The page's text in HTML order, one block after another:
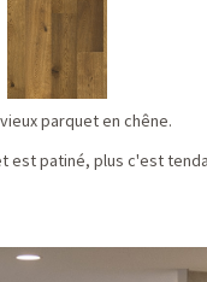
parquet en chêne.
est patiné, plus c'est